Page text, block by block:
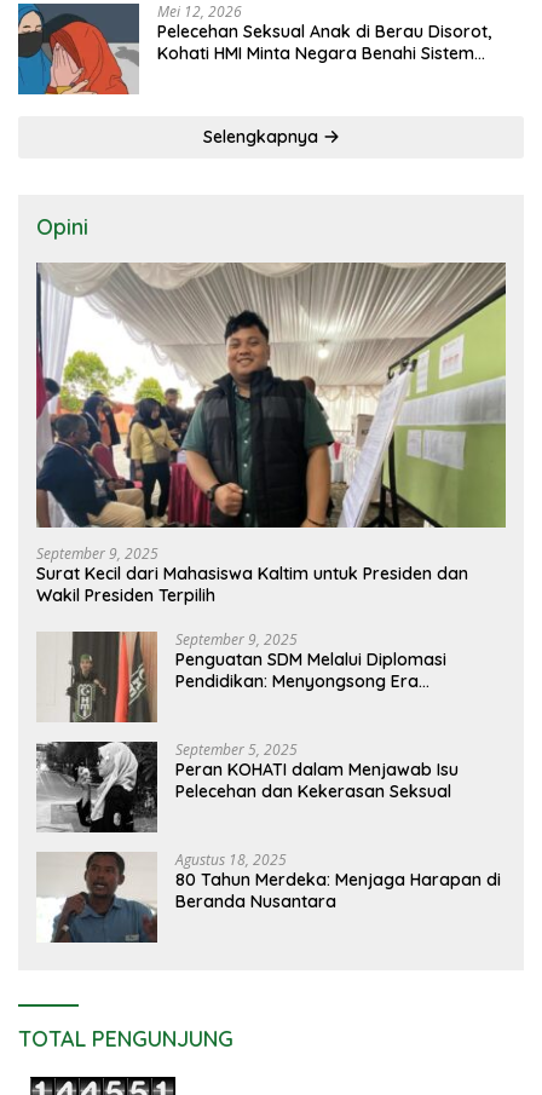
Mei 12, 2026
Pelecehan Seksual Anak di Berau Disorot,
Kohati HMI Minta Negara Benahi Sistem
Selengkapnya
Opini
September 9, 2025
Surat Kecil dari Mahasiswa Kaltim untuk Presiden dan
Wakil Presiden Terpilih
September 9, 2025
Penguatan SDM Melalui Diplomasi
Pendidikan: Menyongsong Era
September 5, 2025
Peran KOHATI dalam Menjawab Isu
Pelecehan dan Kekerasan Seksual
Agustus 18, 2025
80 Tahun Merdeka: Menjaga Harapan di
Beranda Nusantara
TOTAL PENGUNJUNG